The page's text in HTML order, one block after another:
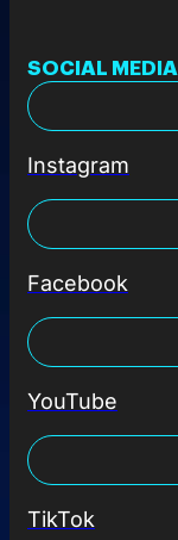
SOCIAL MEDIA
Instagram
Facebook
YouTube
TikTok